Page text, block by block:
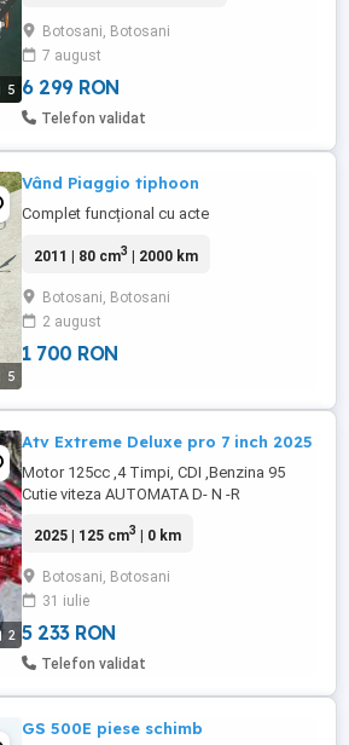
5
Botosani, Botosani
7 august
6 299 RON
Telefon validat
5
Vând Piaggio tiphoon
Complet funcțional cu acte
2011 | 80 cm3 | 2000 km
Botosani, Botosani
2 august
1 700 RON
2
Atv Extreme Deluxe pro 7 inch 2025
Motor 125cc ,4 Timpi, CDI ,Benzina 95
Cutie viteza AUTOMATA D- N -R
Magneziu Model Nou Frani HIDRAULICE
AUTOMATA Buton L x B x H 158 x 69 x 89
Contact O744642643 sau atvio.ro
2025 | 125 cm3 | 0 km
Botosani, Botosani
31 iulie
5 233 RON
Telefon validat
GS 500E piese schimb